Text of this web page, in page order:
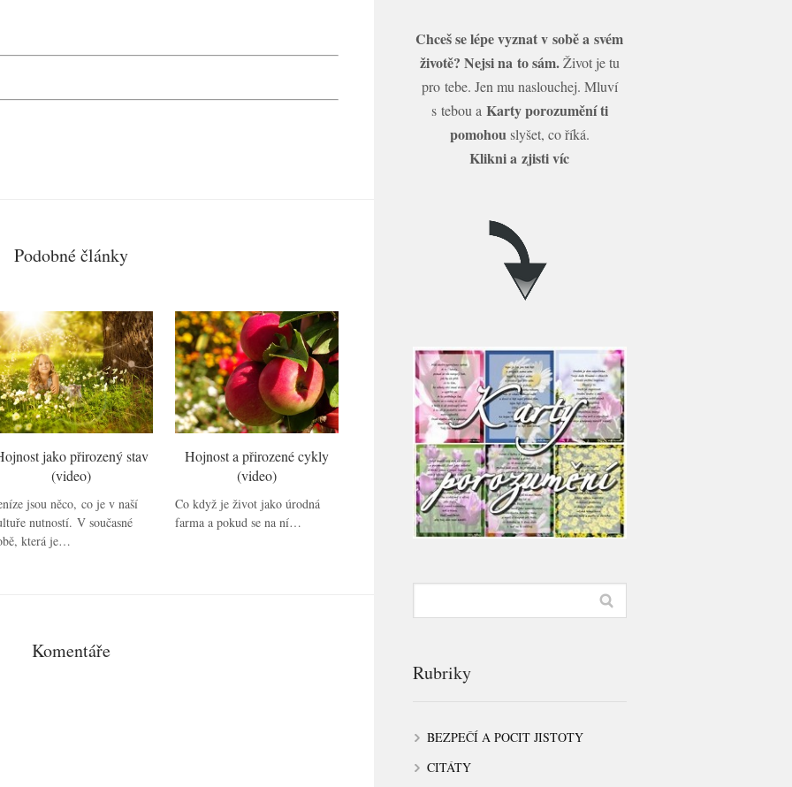
Podobné články
jako přirozený stav
(video)
jsou něco, co je v naší
nutností. V současné
která je…
Hojnost a přirozené cykly
(video)
Co když je život jako úrodná
farma a pokud se na ní…
Komentáře
Chceš se lépe vyznat v sobě a svém
životě? Nejsi na to sám.Život je tu
pro tebe. Jen mu naslouchej. Mluví
s tebou a Karty porozumění ti
pomohouslyšet, co říká.
Klikni a zjisti víc
Rubriky
BEZPEČÍ A POCIT JISTOTY
CITÁTY